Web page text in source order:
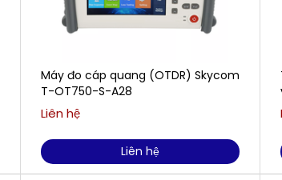
Máy đo cáp quang (OTDR) Skycom
T-OT750-S-A28
Liên hệ
Liên hệ